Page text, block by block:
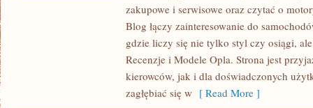
zakupowe i serwisowe oraz czytać o
Blog łączy zainteresowanie do
gdzie liczy się nie tylko styl czy osiągi,
Recenzje i Modele Opla. Strona jest
kierowców, jak i dla doświadczonych
zagłębiać się w [ Read More ]